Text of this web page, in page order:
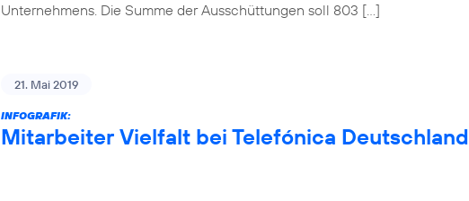
Unternehmens. Die Summe der Ausschüttungen soll 803 […]
21. Mai 2019
INFOGRAFIK:
Mitarbeiter Vielfalt bei Telefónica Deutschland